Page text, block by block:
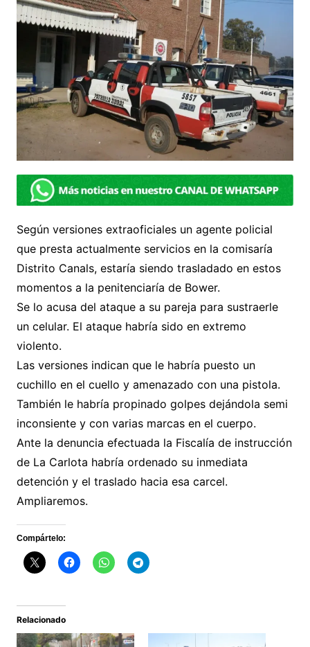
Según versiones extraoficiales un agente policial
que presta actualmente servicios en la comisaría
Distrito Canals, estaría siendo trasladado en estos
momentos a la penitenciaría de Bower.
Se lo acusa del ataque a su pareja para sustraerle
un celular. El ataque habría sido en extremo
violento.
Las versiones indican que le habría puesto un
cuchillo en el cuello y amenazado con una pistola.
También le habría propinado golpes dejándola semi
inconsiente y con varias marcas en el cuerpo.
Ante la denuncia efectuada la Fiscalía de instrucción
de La Carlota habría ordenado su inmediata
detención y el traslado hacia esa carcel.
Ampliaremos.
Compártelo:
Relacionado